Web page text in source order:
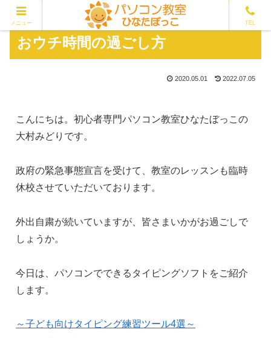
おウチ時間の過ごし方
2020.05.01 2022.07.05
こんにちは。初心者専門パソコン教室ひなたぼっこの
大村みどりです。
政府の緊急事態宣言を受けて、教室のレッスンも臨時
休校させていただいております。
外出自粛が続いていますが、皆さまいかがお過ごしで
しょうか。
今日は、パソコンでできるタイピングソフトをご紹介
します。
～子ども向けタイピング練習ツール4選～
メニュー TEL